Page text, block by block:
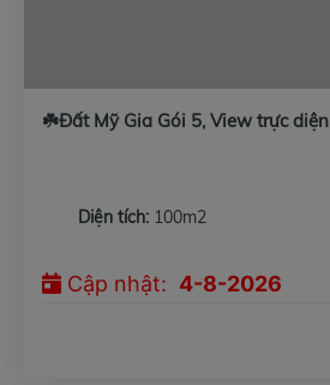
☘️Đất Mỹ Gia Gói 5, View trực
Diện tích: 100m2
Cập nhật: 4-8-2026